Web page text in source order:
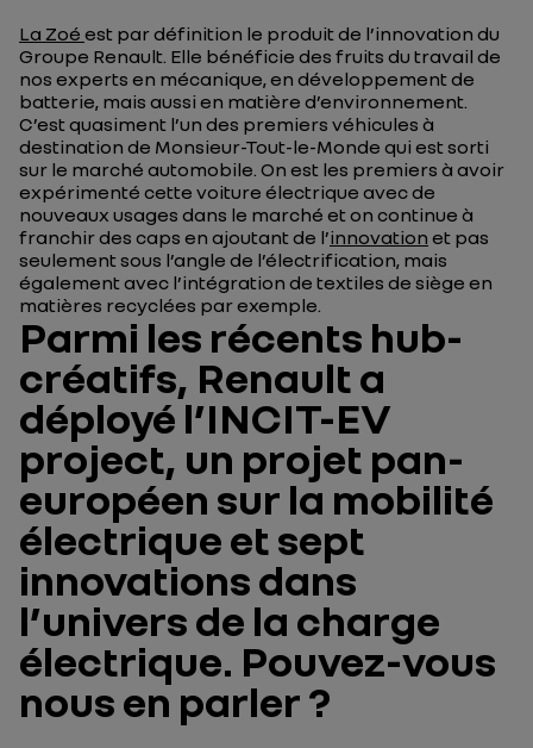
La Zoé est par définition le produit de l’innovation du
Groupe Renault. Elle bénéficie des fruits du travail de
nos experts en mécanique, en développement de
batterie, mais aussi en matière d’environnement.
C’est quasiment l’un des premiers véhicules à
destination de Monsieur-Tout-le-Monde qui est sorti
sur le marché automobile. On est les premiers à avoir
expérimenté cette voiture électrique avec de
nouveaux usages dans le marché et on continue à
franchir des caps en ajoutant de l’innovation et pas
seulement sous l’angle de l’électrification, mais
également avec l’intégration de textiles de siège en
matières recyclées par exemple.
Parmi les récents hub-
créatifs, Renault a
déployé l’INCIT-EV
project, un projet pan-
européen sur la mobilité
électrique et sept
innovations dans
l’univers de la charge
électrique. Pouvez-vous
nous en parler ?